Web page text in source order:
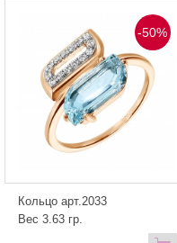
-50%
Кольцо арт.2033
Вес 3.63 гр.